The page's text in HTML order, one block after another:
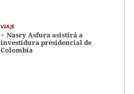
VIAJE
Nasry Asfura asistirá a
investidura presidencial de
Colombia